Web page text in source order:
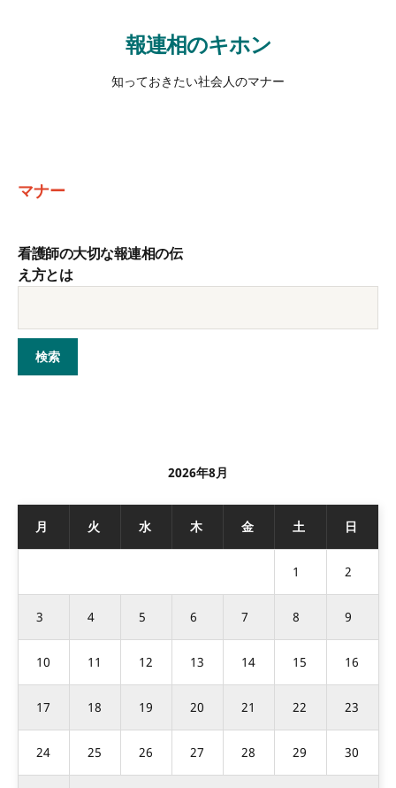
報連相のキホン
知っておきたい社会人のマナー
マナー
看護師の大切な報連相の伝
え方とは
2026年8月
月 火 水 木 金 土 日
1 2
3 4 5 6 7 8 9
10 11 12 13 14 15 16
17 18 19 20 21 22 23
24 25 26 27 28 29 30